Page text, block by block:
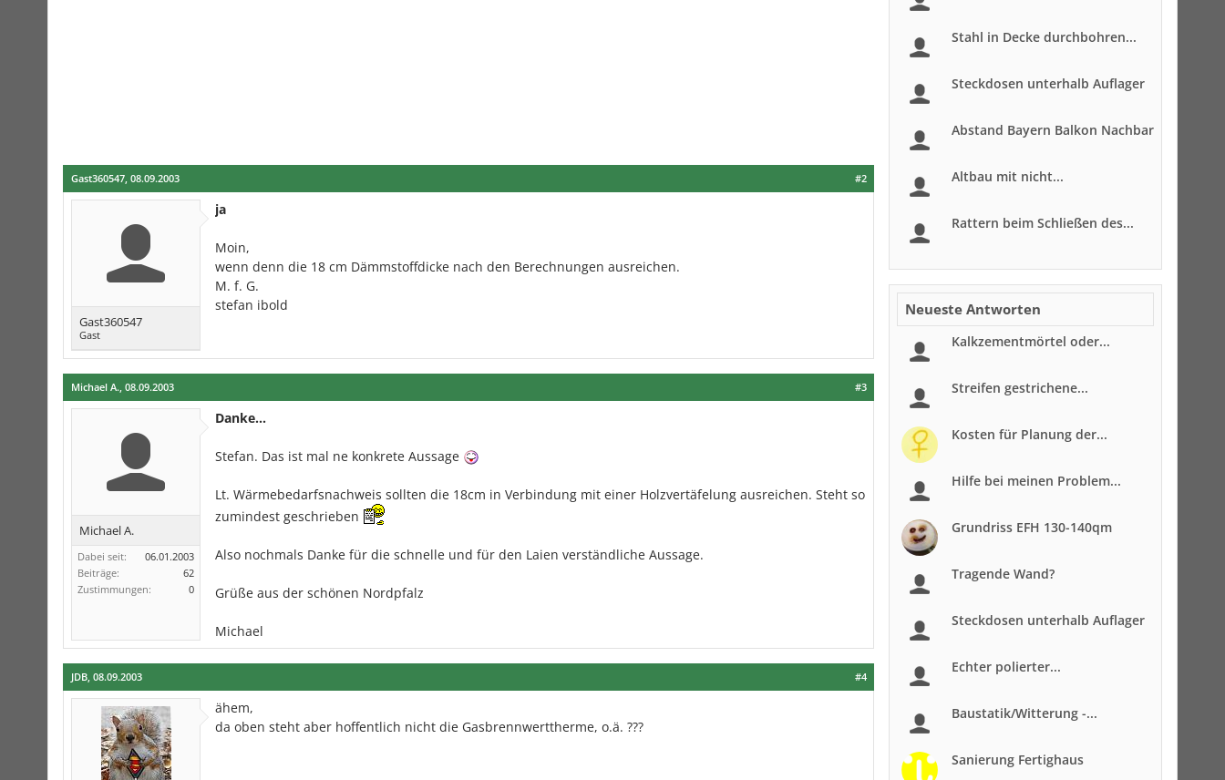
#2
Gast360547, 08.09.2003
Gast360547
Gast
ja
Moin,
wenn denn die 18 cm Dämmstoffdicke nach den Berechnungen ausreichen.
M. f. G.
stefan ibold
#3
Michael A., 08.09.2003
Michael A.
Dabei seit:
06.01.2003
Beiträge:
62
Zustimmungen:
0
Danke...
Stefan. Das ist mal ne konkrete Aussage
Lt. Wärmebedarfsnachweis sollten die 18cm in Verbindung mit einer Holzvertäfelung ausreichen. Steht so
zumindest geschrieben
Also nochmals Danke für die schnelle und für den Laien verständliche Aussage.
Grüße aus der schönen Nordpfalz
Michael
#4
JDB, 08.09.2003
ähem,
da oben steht aber hoffentlich nicht die Gasbrennwerttherme, o.ä. ???
Stahl in Decke durchbohren...
Steckdosen unterhalb Auflager
Abstand Bayern Balkon Nachbar
Altbau mit nicht...
Rattern beim Schließen des...
Neueste Antworten
Kalkzementmörtel oder...
Streifen gestrichene...
Kosten für Planung der...
Hilfe bei meinen Problem...
Grundriss EFH 130-140qm
Tragende Wand?
Steckdosen unterhalb Auflager
Echter polierter...
Baustatik/Witterung -...
Sanierung Fertighaus